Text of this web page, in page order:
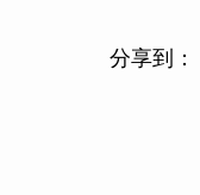
分享到：